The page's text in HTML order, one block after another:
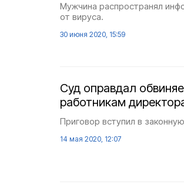
Мужчина распространял
от вируса.
30 июня 2020, 15:59
Суд оправдал
работникам
Приговор вступил в
14 мая 2020, 12:07